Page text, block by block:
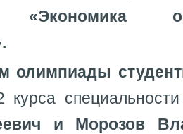
«Экономика
олимпиады
курса
и Морозов